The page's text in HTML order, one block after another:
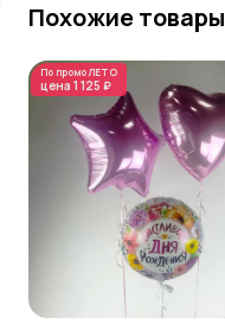
Похожие товары
По промоЛЕТО
цена 1 125 ₽